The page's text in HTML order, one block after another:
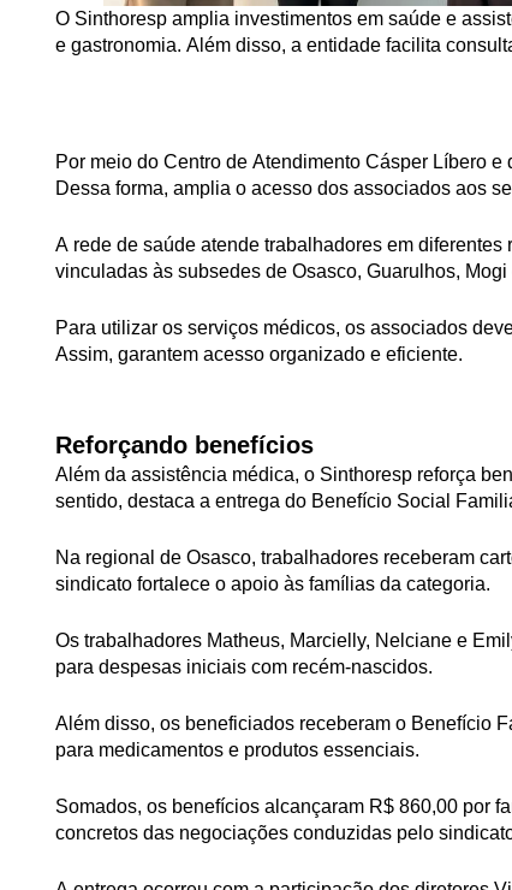
O Sinthoresp amplia investimentos em saúde e
e gastronomia. Além disso, a entidade facilita
Por meio do Centro de Atendimento Cásper Líbero
Dessa forma, amplia o acesso dos associados aos
A rede de saúde atende trabalhadores em
vinculadas às subsedes de Osasco, Guarulhos,
Para utilizar os serviços médicos, os associados
Assim, garantem acesso organizado e eficiente.
Reforçando benefícios
Além da assistência médica, o Sinthoresp reforça
sentido, destaca a entrega do Benefício Social
Na regional de Osasco, trabalhadores receberam
sindicato fortalece o apoio às famílias da categoria.
Os trabalhadores Matheus, Marcielly, Nelciane e
para despesas iniciais com recém-nascidos.
Além disso, os beneficiados receberam o Benefício
para medicamentos e produtos essenciais.
Somados, os benefícios alcançaram R$ 860,00 por
concretos das negociações conduzidas pelo